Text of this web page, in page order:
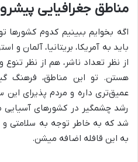
مناطق جغرافیایی
اگه بخوایم ببینیم کدوم کشورها
باید به آمریکا، بریتانیا، آلمان و
از نظر تعداد ناشر، هم از نظر
هستن. تو این مناطق، فرهنگ
عمیق‌تری داره و مردم پذیرای این
رشد چشمگیر در کشورهای آسیایی
شد که به خاطر توجه به سلامتی
به این قافله اضافه میشن.